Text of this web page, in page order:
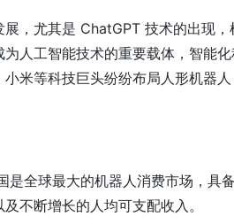
展，尤其是 ChatGPT 技术的出现
人工智能技术的重要载体，智能
米等科技巨头纷纷布局人形机器
是全球最大的机器人消费市场，具
不断增长的人均可支配收入。